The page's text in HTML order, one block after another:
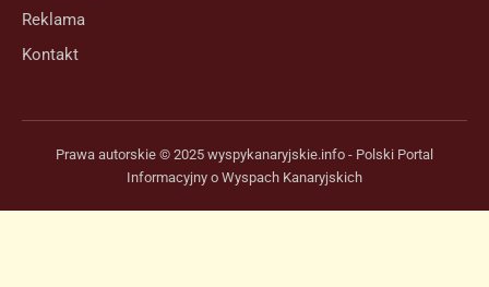
Reklama
Kontakt
Prawa autorskie © 2025 wyspykanaryjskie.info - Polski Portal
Informacyjny o Wyspach Kanaryjskich